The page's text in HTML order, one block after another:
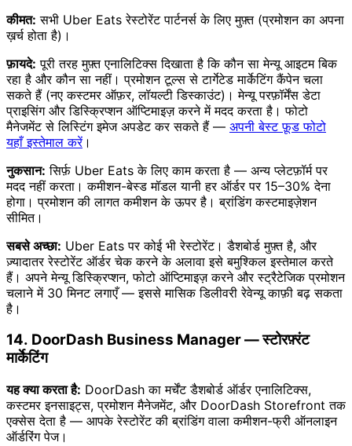
कीमत: सभी Uber Eats रेस्टोरेंट पार्टनर्स के लिए मुफ़्त (प्रमोशन का अपना
ख़र्च होता है)।
फ़ायदे: पूरी तरह मुफ़्त एनालिटिक्स दिखाता है कि कौन सा मेन्यू आइटम बिक
रहा है और कौन सा नहीं। प्रमोशन टूल्स से टार्गेटेड मार्केटिंग कैंपेन चला
सकते हैं (नए कस्टमर ऑफ़र, लॉयल्टी डिस्काउंट)। मेन्यू परफ़ॉर्मेंस डेटा
प्राइसिंग और डिस्क्रिप्शन ऑप्टिमाइज़ करने में मदद करता है। फोटो
मैनेजमेंट से लिस्टिंग इमेज अपडेट कर सकते हैं — अपनी बेस्ट फ़ूड फोटो
यहाँ इस्तेमाल करें।
नुकसान: सिर्फ़ Uber Eats के लिए काम करता है — अन्य प्लेटफ़ॉर्म पर
मदद नहीं करता। कमीशन-बेस्ड मॉडल यानी हर ऑर्डर पर 15–30% देना
होगा। प्रमोशन की लागत कमीशन के ऊपर है। ब्रांडिंग कस्टमाइज़ेशन
सीमित।
सबसे अच्छा: Uber Eats पर कोई भी रेस्टोरेंट। डैशबोर्ड मुफ़्त है, और
ज़्यादातर रेस्टोरेंट ऑर्डर चेक करने के अलावा इसे बमुश्किल इस्तेमाल करते
हैं। अपने मेन्यू डिस्क्रिप्शन, फोटो ऑप्टिमाइज़ करने और स्ट्रैटेजिक प्रमोशन
चलाने में 30 मिनट लगाएँ — इससे मासिक डिलीवरी रेवेन्यू काफ़ी बढ़ सकता
है।
14. DoorDash Business Manager — स्टोरफ़्रंट
मार्केटिंग
यह क्या करता है: DoorDash का मर्चेंट डैशबोर्ड ऑर्डर एनालिटिक्स,
कस्टमर इनसाइट्स, प्रमोशन मैनेजमेंट, और DoorDash Storefront तक
एक्सेस देता है — आपके रेस्टोरेंट की ब्रांडिंग वाला कमीशन-फ्री ऑनलाइन
ऑर्डरिंग पेज।